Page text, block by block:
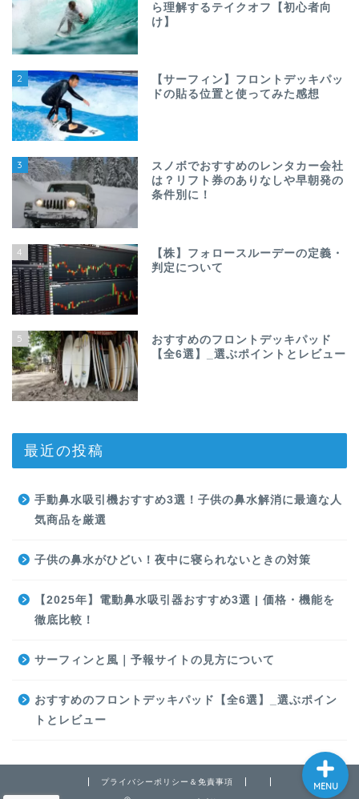
ら理解するテイクオフ【初心者向
け】
2
【サーフィン】フロントデッキパッ
ドの貼る位置と使ってみた感想
3
スノボでおすすめのレンタカー会社
は？リフト券のありなしや早朝発の
条件別に！
4
【株】フォロースルーデーの定義・
判定について
5
おすすめのフロントデッキパッド
【全6選】_選ぶポイントとレビュー
最近の投稿
手動鼻水吸引機おすすめ3選！子供の鼻水解消に最適な人
気商品を厳選
子供の鼻水がひどい！夜中に寝られないときの対策
【2025年】電動鼻水吸引器おすすめ3選 | 価格・機能を
徹底比較！
サーフィンと風｜予報サイトの見方について
おすすめのフロントデッキパッド【全6選】_選ぶポイン
トとレビュー
プライバシーポリシー＆免責事項 MENU
SURF
子育て
資産運用